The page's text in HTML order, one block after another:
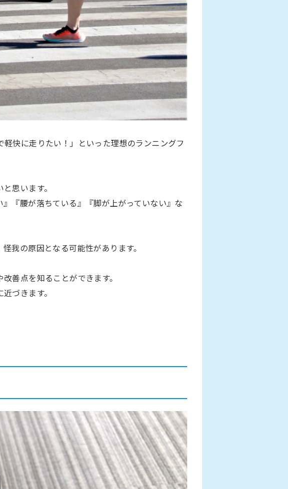
快に走りたい！」といった理想のランニングフ
思います。
『腰が落ちている』『脚が上がっていない』な
我の原因となる可能性があります。
善点を知ることができます。
づきます。